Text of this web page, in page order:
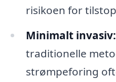
risikoen for
Minimalt invasiv:
traditionelle
strømpeforing